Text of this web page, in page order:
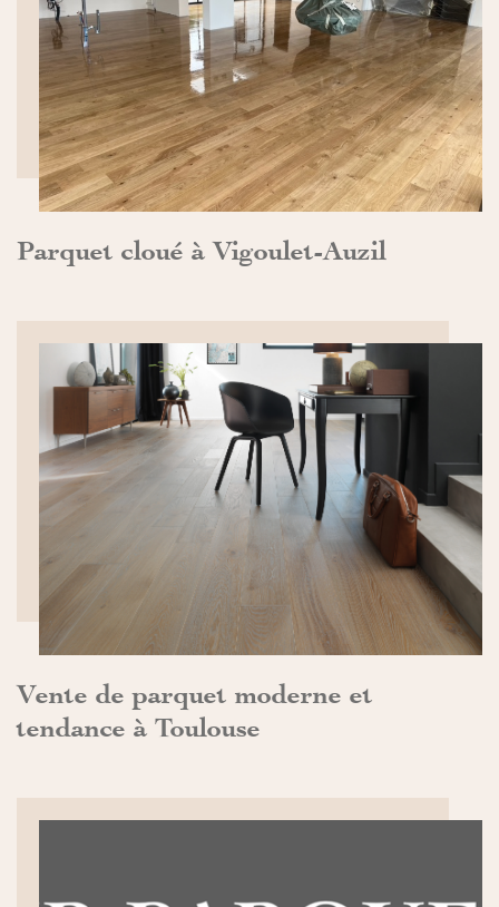
Parquet cloué à Vigoulet-Auzil
DÉCOUVRIR>>
Vente de parquet moderne et
tendance à Toulouse
DÉCOUVRIR>>